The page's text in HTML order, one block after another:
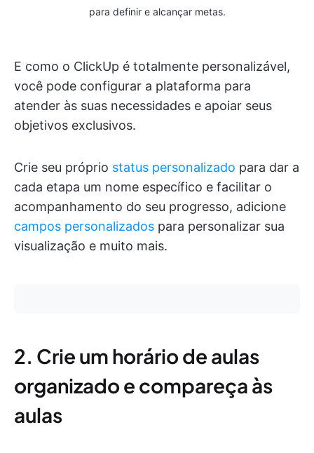
para definir e alcançar metas.
E como o ClickUp é totalmente personalizável,
você pode configurar a plataforma para
atender às suas necessidades e apoiar seus
objetivos exclusivos.
Crie seu próprio status personalizado para dar a
cada etapa um nome específico e facilitar o
acompanhamento do seu progresso, adicione
campos personalizados para personalizar sua
visualização e muito mais.
2. Crie um horário de aulas
organizado e compareça às
aulas